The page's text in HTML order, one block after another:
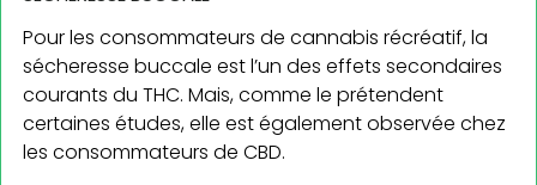
Pour les consommateurs de cannabis récréatif, la
sécheresse buccale est l’un des effets secondaires
courants du THC. Mais, comme le prétendent
certaines études, elle est également observée chez
les consommateurs de CBD.